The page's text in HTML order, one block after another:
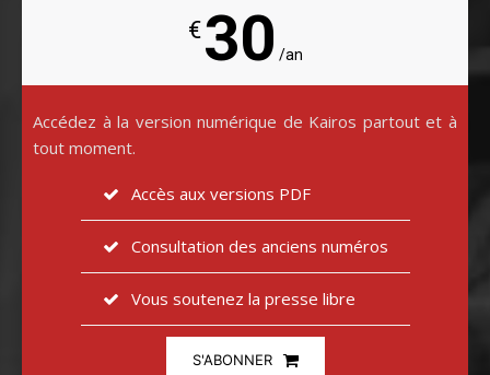
€30 /an
Accédez à la version numérique de Kairos partout et à
tout moment.
Accès aux versions PDF
Consultation des anciens numéros
Vous soutenez la presse libre
S'ABONNER